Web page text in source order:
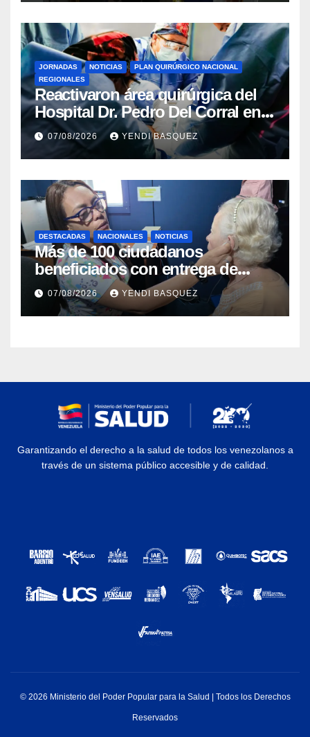
JORNADAS NOTICIAS
PLAN QUIRÚRGICO NACIONAL
REGIONALES
Reactivaron área quirúrgica del
Hospital Dr. Pedro Del Corral en
Guárico
07/08/2026 YENDI BASQUEZ
DESTACADAS NACIONALES NOTICIAS
Más de 100 ciudadanos
beneficiados con entrega de
prótesis auditivas en el Centro de
Rehabilitación J.J. Arvelo
07/08/2026 YENDI BASQUEZ
Garantizando el derecho a la salud de todos los venezolanos a
través de un sistema público accesible y de calidad.
© 2026 Ministerio del Poder Popular para la Salud | Todos los Derechos
Reservados